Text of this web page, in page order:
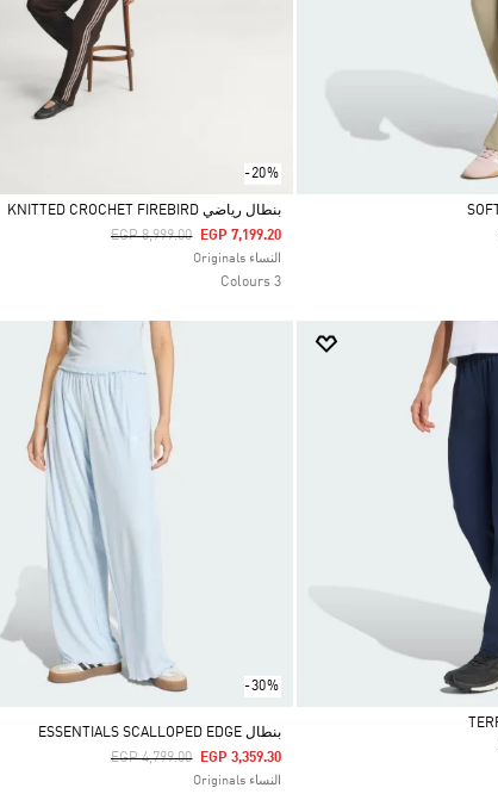
-20%
Selected
بنطال رياضي KNITTED CROCHET FIREBIRD
Price Reduced From
EGP 8,999.00ToEGP 7,199.20
النساء Originals
3 Colours
-30%
بنطال ESSENTIALS SCALLOPED EDGE
Price Reduced From
EGP 4,799.00ToEGP 3,359.30
النساء Originals